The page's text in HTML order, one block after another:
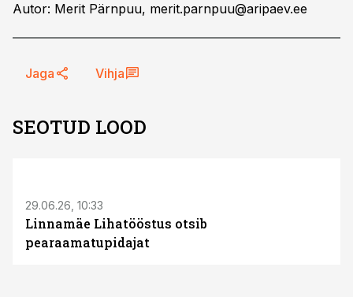
Autor: Merit Pärnpuu, merit.parnpuu@aripaev.ee
Jaga Vihja
SEOTUD LOOD
29.06.26, 10:33
Linnamäe Lihatööstus otsib
pearaamatupidajat